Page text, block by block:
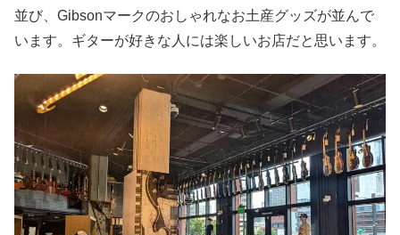
並び、Gibsonマークのおしゃれなお土産グッズが並んで
います。ギターが好きな人には楽しいお店だと思います。